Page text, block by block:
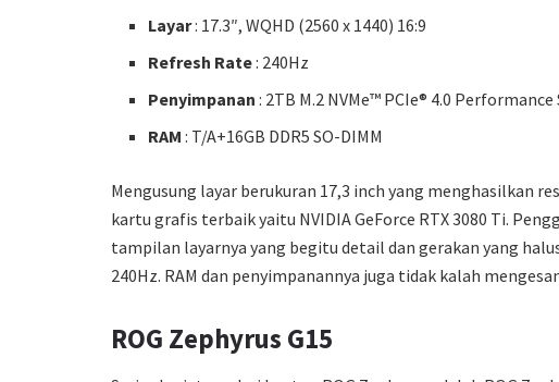
Layar: 17.3″, WQHD (2560 x 1440) 16:9
Refresh Rate: 240Hz
Penyimpanan : 2TB M.2 NVMe™ PCIe® 4.0 Performance
RAM : T/A+16GB DDR5 SO-DIMM
Mengusung layar berukuran 17,3 inch yang menghasilkan
kartu grafis terbaik yaitu NVIDIA GeForce RTX 3080 Ti.
tampilan layarnya yang begitu detail dan gerakan yang
240Hz. RAM dan penyimpanannya juga tidak kalah
ROG Zephyrus G15